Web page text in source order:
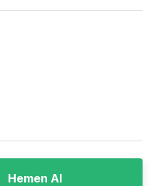
Hemen Al